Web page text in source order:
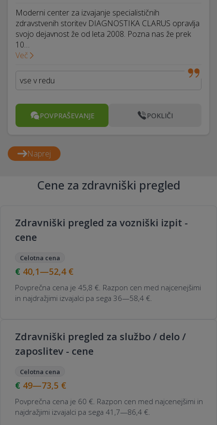
Moderni center za izvajanje specialističnih
zdravstvenih storitev DIAGNOSTIKA CLARUS opravlja
svojo dejavnost že od leta 2008. Pozna nas že prek
10…
Več
vse v redu
POVPRAŠEVANJE POKLIČI
Naprej
Cene za zdravniški pregled
Zdravniški pregled za vozniški izpit -
cene
Celotna cena
40,1—52,4 €
Povprečna cena je 45,8 €. Razpon cen med najcenejšimi
in najdražjimi izvajalci pa sega 36—58,4 €.
Zdravniški pregled za službo / delo /
zaposlitev - cene
Celotna cena
49—73,5 €
Povprečna cena je 60 €. Razpon cen med najcenejšimi in
najdražjimi izvajalci pa sega 41,7—86,4 €.